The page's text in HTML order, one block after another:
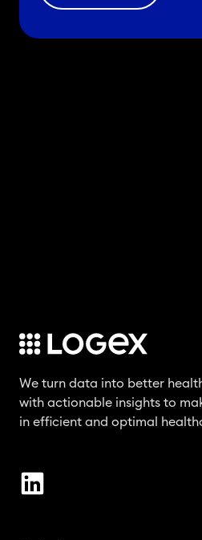
We turn data into better
with actionable insights to
in efficient and optimal